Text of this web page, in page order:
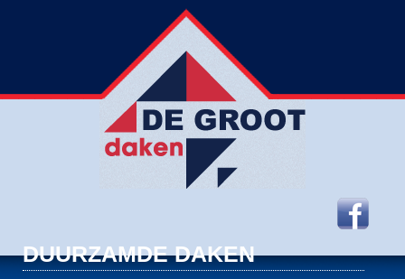
DUURZAMDE DAKEN